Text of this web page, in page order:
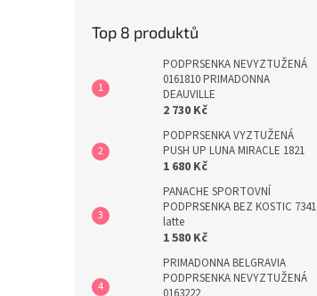
Top 8 produktů
PODPRSENKA NEVYZTUŽENÁ
0161810 PRIMADONNA
DEAUVILLE
2 730 Kč
PODPRSENKA VYZTUŽENÁ
PUSH UP LUNA MIRACLE 1821
1 680 Kč
PANACHE SPORTOVNÍ
PODPRSENKA BEZ KOSTIC 7341
latte
1 580 Kč
PRIMADONNA BELGRAVIA
PODPRSENKA NEVYZTUŽENÁ